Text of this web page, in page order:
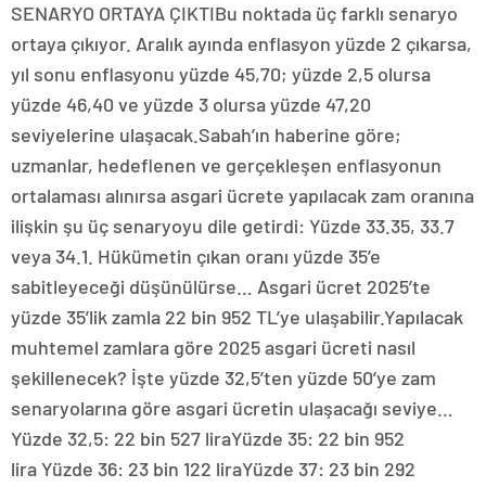
SENARYO ORTAYA ÇIKTIBu noktada üç farklı senaryo
ortaya çıkıyor. Aralık ayında enflasyon yüzde 2 çıkarsa,
yıl sonu enflasyonu yüzde 45,70; yüzde 2,5 olursa
yüzde 46,40 ve yüzde 3 olursa yüzde 47,20
seviyelerine ulaşacak.Sabah’ın haberine göre;
uzmanlar, hedeflenen ve gerçekleşen enflasyonun
ortalaması alınırsa asgari ücrete yapılacak zam oranına
ilişkin şu üç senaryoyu dile getirdi: Yüzde 33.35, 33.7
veya 34.1. Hükümetin çıkan oranı yüzde 35’e
sabitleyeceği düşünülürse… Asgari ücret 2025’te
yüzde 35’lik zamla 22 bin 952 TL’ye ulaşabilir.Yapılacak
muhtemel zamlara göre 2025 asgari ücreti nasıl
şekillenecek? İşte yüzde 32,5’ten yüzde 50’ye zam
senaryolarına göre asgari ücretin ulaşacağı seviye…
Yüzde 32,5: 22 bin 527 liraYüzde 35: 22 bin 952
lira Yüzde 36: 23 bin 122 liraYüzde 37: 23 bin 292